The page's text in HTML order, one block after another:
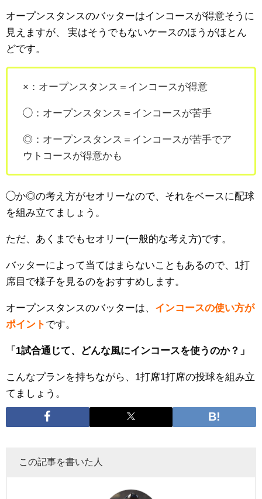
オープンスタンスのバッターはインコースが得意そうに
見えますが、
実はそうでもないケースのほうがほとん
どです。
×：オープンスタンス＝インコースが得意
◯：オープンスタンス＝インコースが苦手
◎：オープンスタンス＝インコースが苦手でア
ウトコースが得意かも
◯か◎の考え方がセオリーなので、それをベースに配球
を組み立てましょう。
ただ、あくまでもセオリー(一般的な考え方)です。
バッターによって当てはまらないこともあるので、1打
席目で様子を見るのをおすすめします。
オープンスタンスのバッターは、 インコースの使い方が
ポイント です。
「1試合通じて、どんな風にインコースを使うのか？」
こんなプランを持ちながら、1打席1打席の投球を組み立
てましょう。
この記事を書いた人